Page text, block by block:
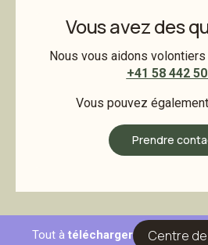
Vous avez des
Nous vous aidons volontiers
+41 58 442
Vous pouvez
Prendre
Tout à télécharger Centre